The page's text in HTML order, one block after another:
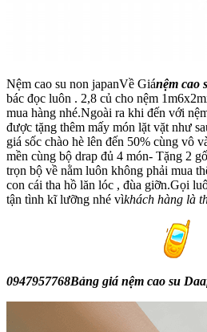
Nệm cao su non japanVề Giánệm cao
bác đọc luôn . 2,8 củ cho nệm
mua hàng nhé.Ngoài ra khi đến với
được tặng thêm mấy món lặt vặt như
giá sốc chào hè lên đến 50% cùng vô
mền cùng bộ drap đủ 4 món- Tặng 2
trọn bộ về nằm luôn không phải mua
con cái tha hồ lăn lóc , đùa giỡn.Gọi
tận tình kĩ lưỡng nhé vìkhách hàng là
0947957768Bảng giá nệm cao su